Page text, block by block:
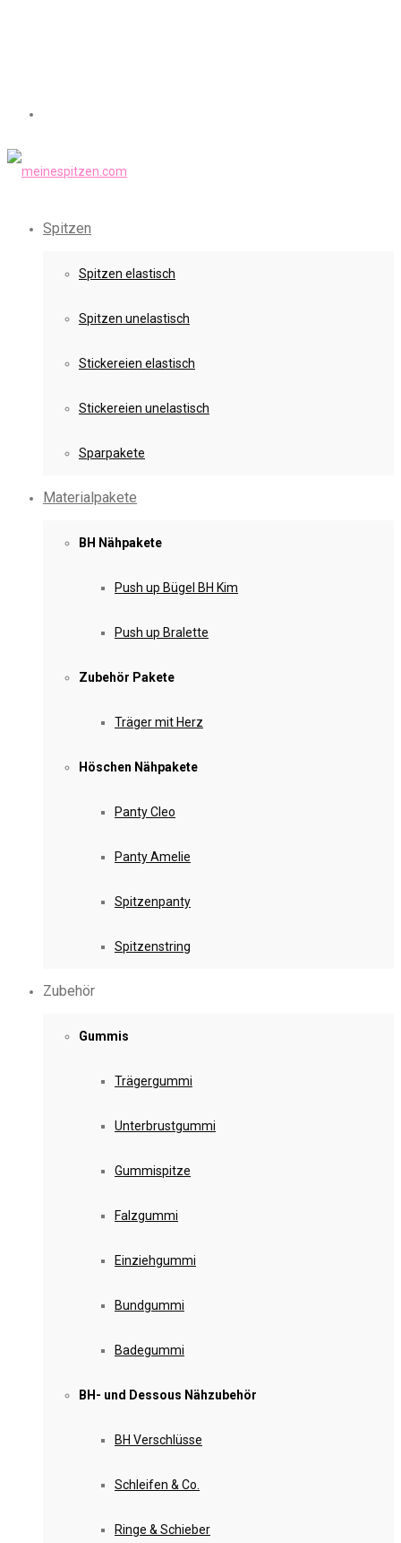
Spitzen
Spitzen elastisch
Spitzen unelastisch
Stickereien elastisch
Stickereien unelastisch
Sparpakete
Materialpakete
BH Nähpakete
Push up Bügel BH Kim
Push up Bralette
Zubehör Pakete
Träger mit Herz
Höschen Nähpakete
Panty Cleo
Panty Amelie
Spitzenpanty
Spitzenstring
Zubehör
Gummis
Trägergummi
Unterbrustgummi
Gummispitze
Falzgummi
Einziehgummi
Bundgummi
Badegummi
BH- und Dessous Nähzubehör
BH Verschlüsse
Schleifen & Co.
Ringe & Schieber